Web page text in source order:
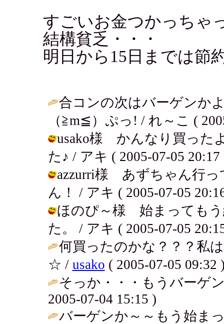
すごいお金つかっちゃ
結構貧乏・・・
明日から15日までは節
合コンの次はバーゲンか
（≧m≦）ぷっ! / れ～こ (
usako様 かんなり買った
た♪ / アキ ( 2005-07-05 20:17
azzurri様 あずちゃん行っ
ん！ / アキ ( 2005-07-05
ほのぴ～様 始まってもう
た。 / アキ ( 2005-07-05
何買ったのかな？？？私
☆ / usako ( 2005-07-05 09:32
そっか・・・もうバーゲ
2005-07-04 15:15 )
バーゲンか～～もう始ま